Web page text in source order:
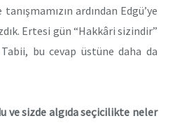
ardından Edgü’ye
Ertesi gün “Hakkâri sizindir”
bu cevap üstüne daha da
ve sizde algıda seçicilikte neler